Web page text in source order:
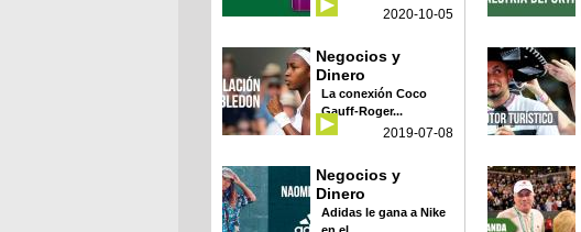
2020-10-05
Negocios y
Dinero
La conexión Coco
Gauff-Roger...
2019-07-08
Negocios y
Dinero
Adidas le gana a Nike